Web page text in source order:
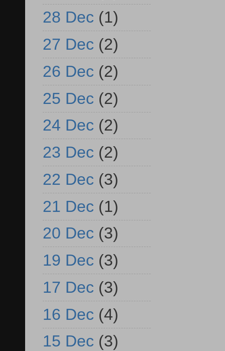
28 Dec (1)
27 Dec (2)
26 Dec (2)
25 Dec (2)
24 Dec (2)
23 Dec (2)
22 Dec (3)
21 Dec (1)
20 Dec (3)
19 Dec (3)
17 Dec (3)
16 Dec (4)
15 Dec (3)